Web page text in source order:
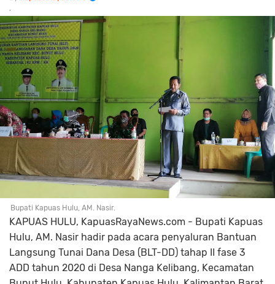
Bupati Kapuas Hulu, AM. Nasir.
KAPUAS HULU, KapuasRayaNews.com - Bupati Kapuas
Hulu, AM. Nasir hadir pada acara penyaluran Bantuan
Langsung Tunai Dana Desa (BLT-DD) tahap II fase 3
ADD tahun 2020 di Desa Nanga Kelibang, Kecamatan